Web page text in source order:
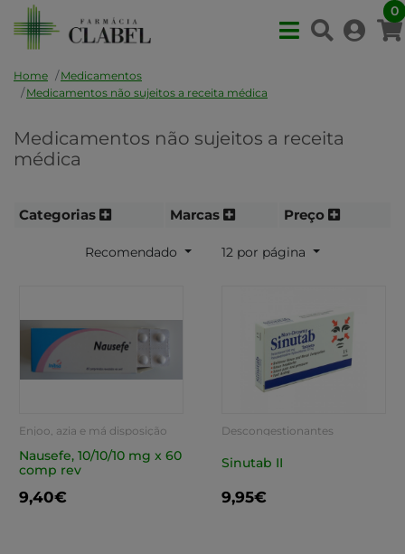
0
Home
Medicamentos
Medicamentos não sujeitos a receita médica
Medicamentos não sujeitos a receita
médica
Categorias Marcas Preço
Recomendado 12 por página
Enjoo, azia e má disposição
Nausefe, 10/10/10 mg x 60
comp rev
9,40€
Descongestionantes
Sinutab II
9,95€